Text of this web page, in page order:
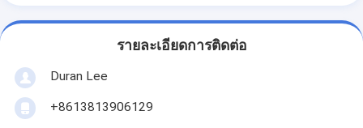
รายละเอียดการติดต่อ
Duran Lee
+8613813906129